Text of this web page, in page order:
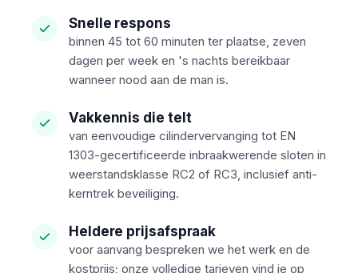
Snelle respons
binnen 45 tot 60 minuten ter plaatse, zeven
dagen per week en 's nachts bereikbaar
wanneer nood aan de man is.
Vakkennis die telt
van eenvoudige cilindervervanging tot EN
1303-gecertificeerde inbraakwerende sloten in
weerstandsklasse RC2 of RC3, inclusief anti-
kerntrek beveiliging.
Heldere prijsafspraak
voor aanvang bespreken we het werk en de
kostprijs; onze volledige tarieven vind je op